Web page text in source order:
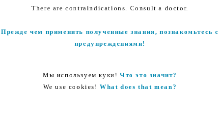
There are contraindications. Consult a doctor.
Прежде чем применить полученные знания, познакомьтесь с
предупреждениями!
Мы используем куки! Что это значит?
We use cookies!What does that mean?